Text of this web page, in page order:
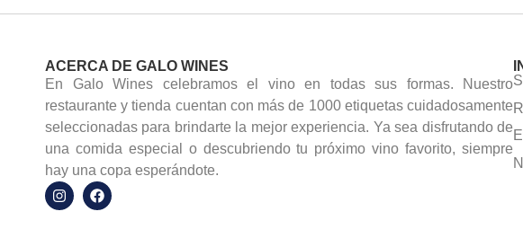
ACERCA DE GALO WINES
En Galo Wines celebramos el vino en todas sus formas. Nuestro
restaurante y tienda cuentan con más de 1000 etiquetas cuidadosamente
seleccionadas para brindarte la mejor experiencia. Ya sea disfrutando de
una comida especial o descubriendo tu próximo vino favorito, siempre
hay una copa esperándote.